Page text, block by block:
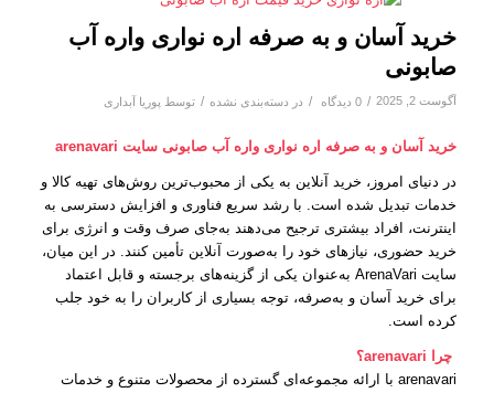
خرید آسان و به‌ صرفه اره نواری واره آب
صابونی
آگوست 2, 2025 / 0 دیدگاه / در دسته‌بندی نشده / توسط پوریا آبداری
خرید آسان و به‌ صرفه اره نواری واره آب صابونی سایت arenavari
در دنیای امروز، خرید آنلاین به یکی از محبوب‌ترین روش‌های تهیه کالا و
خدمات تبدیل شده است. با رشد سریع فناوری و افزایش دسترسی به
اینترنت، افراد بیشتری ترجیح می‌دهند به‌جای صرف وقت و انرژی برای
خرید حضوری، نیازهای خود را به‌صورت آنلاین تأمین کنند. در این میان،
سایت ArenaVari به‌عنوان یکی از گزینه‌های برجسته و قابل اعتماد
برای خرید آسان و به‌صرفه، توجه بسیاری از کاربران را به خود جلب
کرده است.
چرا arenavari؟
arenavari با ارائه مجموعه‌ای گسترده از محصولات متنوع و خدمات